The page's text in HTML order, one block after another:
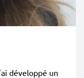
développé un